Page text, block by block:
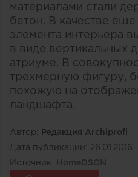
материалами стали
бетон. В качестве
элемента интерьера
в виде вертикальных
атриуме. В
трехмерную фигуру,
похожую на
ландшафта.
Автор: Редакция Archiprofi
Дата публикации: 26.01.2016
Источник: HomeDSGN